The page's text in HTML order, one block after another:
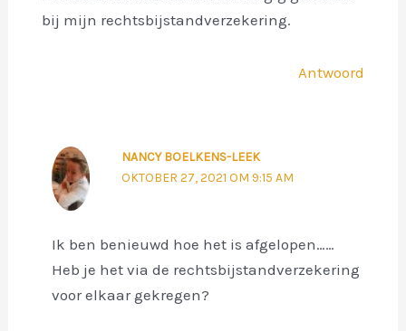
bij mijn rechtsbijstandverzekering.
Antwoord
NANCY BOELKENS-LEEK
OKTOBER 27, 2021 OM 9:15 AM
Ik ben benieuwd hoe het is afgelopen……
Heb je het via de rechtsbijstandverzekering
voor elkaar gekregen?